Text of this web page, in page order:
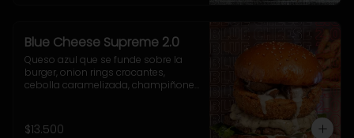
Blue Cheese Supreme 2.0
Queso azul que se funde sobre la
burger, onion rings crocantes,
cebolla caramelizada, champiñones
la cabeza.
$13.500